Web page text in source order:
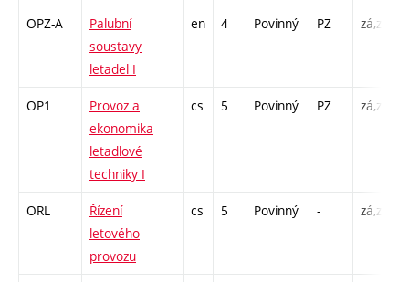
OPZ-A
Palubní
soustavy
letadel I
en 4 Povinný PZ zá,zk
OP1
Provoz a
ekonomika
letadlové
techniky I
cs 5 Povinný PZ zá,zk
ORL
Řízení
letového
provozu
cs 5 Povinný - zá,zk